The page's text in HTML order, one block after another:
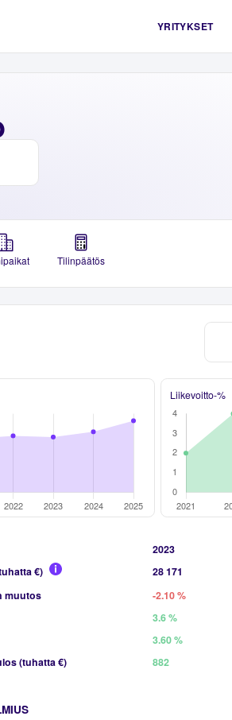
YRITYKSET
Tilinpäätös
Liikevoitto-%
2023
€)
28 171
muutos
-2.10 %
3.6 %
3.60 %
(tuhatta €)
882